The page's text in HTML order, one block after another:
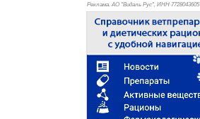
Реклама. АО "Видаль Рус", ИНН 7728043605